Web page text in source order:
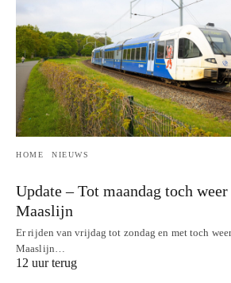
HOME NIEUWS
Update – Tot maandag toch
Maaslijn
Er rijden van vrijdag tot zondag en met toch
Maaslijn…
12 uur terug